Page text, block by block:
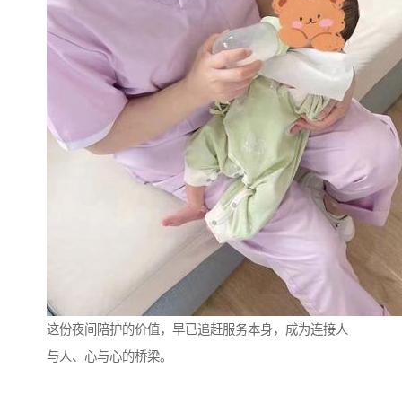
这份夜间陪护的价值，早已追赶服务本身，成为连接人
与人、心与心的桥梁。